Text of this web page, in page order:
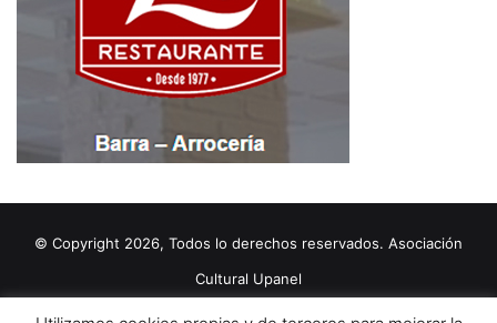
© Copyright 2026, Todos lo derechos reservados. Asociación
Cultural Upanel